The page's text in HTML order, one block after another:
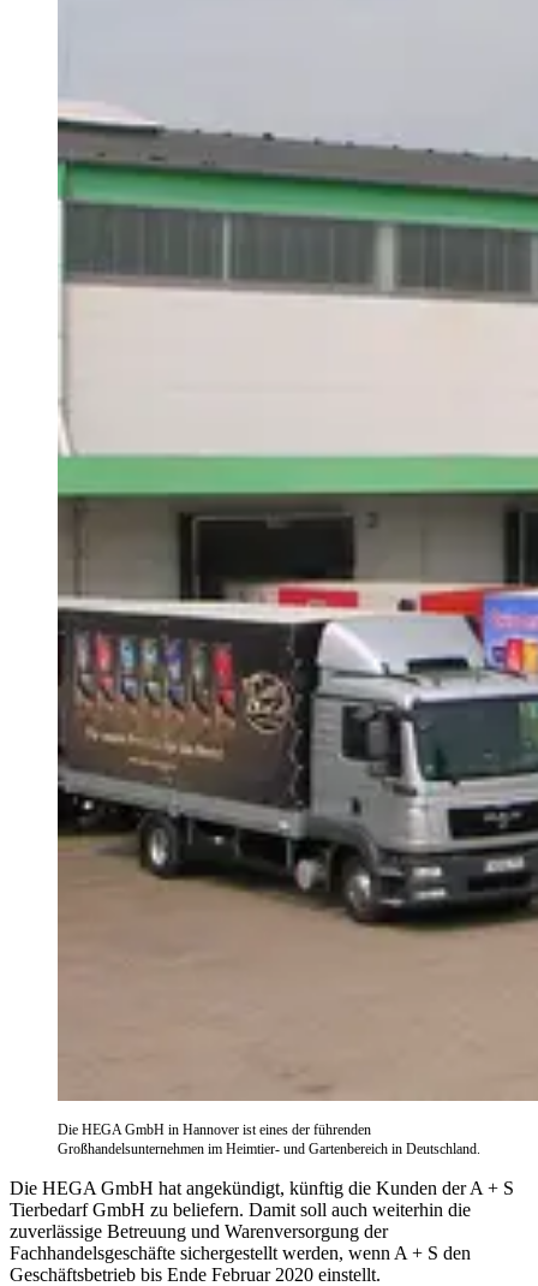
Die HEGA GmbH in Hannover ist eines der führenden
Großhandelsunternehmen im Heimtier- und Gartenbereich in Deutschland.
Die HEGA GmbH hat angekündigt, künftig die Kunden der A + S
Tierbedarf GmbH zu beliefern. Damit soll auch weiterhin die
zuverlässige Betreuung und Warenversorgung der
Fachhandelsgeschäfte sichergestellt werden, wenn A + S den
Geschäftsbetrieb bis Ende Februar 2020 einstellt.